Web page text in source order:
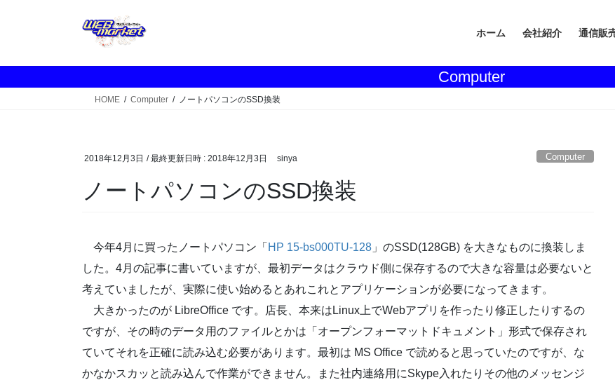
へ
ョ
ホーム 会社紹介 通信販
Computer
HOME Computer ノートパソコンのSSD換装
2018年12月3日 / 最終更新日時 : 2018年12月3日 sinya Computer
ノートパソコンのSSD換装
今年4月に買ったノートパソコン「 HP 15-bs000TU-128 」のSSD(128GB) を大きなものに換装しま
した。4月の記事に書いていますが、最初データはクラウド側に保存するので大きな容量は必要ないと
考えていましたが、実際に使い始めるとあれこれとアプリケーションが必要になってきます。
大きかったのが LibreOffice です。店長、本来はLinux上でWebアプリを作ったり修正したりするの
ですが、その時のデータ用のファイルとかは「オープンフォーマットドキュメント」形式で保存され
ていてそれを正確に読み込む必要があります。最初は MS Office で読めると思っていたのですが、な
かなかスカッと読み込んで作業ができません。また社内連絡用にSkype入れたりその他のメッセンジ